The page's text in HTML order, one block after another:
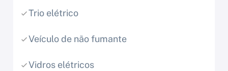
Trio elétrico
Veículo de não fumante
Vidros elétricos